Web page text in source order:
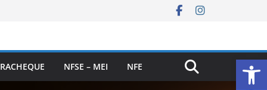
NFSE – MEI NFE